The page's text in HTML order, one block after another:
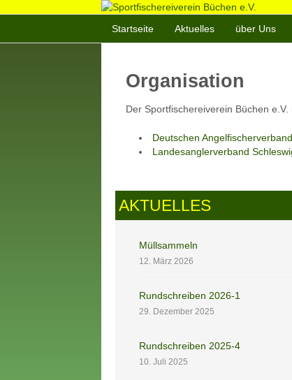
Startseite Aktuelles über Uns
Organisation
Der Sportfischereiverein Büchen e.V.
Deutschen
Landesanglerverband
AKTUELLES
Müllsammeln
12. März 2026
Rundschreiben 2026-1
29. Dezember 2025
Rundschreiben 2025-4
10. Juli 2025